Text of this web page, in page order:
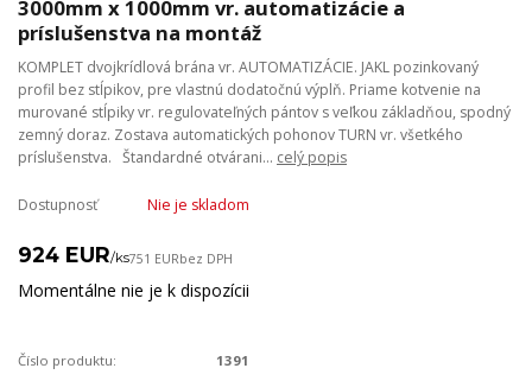
3000mm x 1000mm vr. automatizácie a
príslušenstva na montáž
KOMPLET dvojkrídlová brána vr. AUTOMATIZÁCIE. JAKL pozinkovaný
profil bez stĺpikov, pre vlastnú dodatočnú výplň. Priame kotvenie na
murované stĺpiky vr. regulovateľných pántov s veľkou základňou, spodný
zemný doraz. Zostava automatických pohonov TURN vr. všetkého
príslušenstva. Štandardné otvárani... celý popis
Dostupnosť Nie je skladom
924 EUR/ks751 EURbez DPH
Momentálne nie je k dispozícii
Číslo produktu: 1391